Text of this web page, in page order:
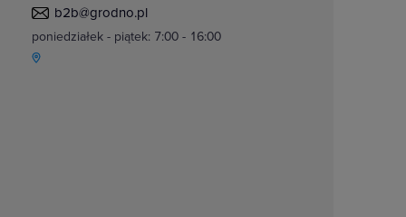
b2b@grodno.pl
poniedziałek - piątek: 7:00 - 16:00